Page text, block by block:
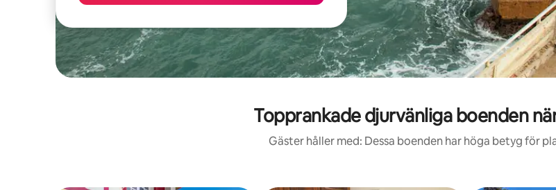
Topprankade djurvänliga boenden
Gäster håller med: Dessa boenden har höga betyg för